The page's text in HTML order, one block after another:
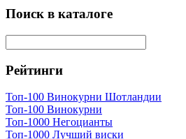
Поиск в каталоге
Рейтинги
Топ-100 Винокурни Шотландии
Топ-100 Винокурни
Топ-1000 Негоцианты
Топ-1000 Лучший виски